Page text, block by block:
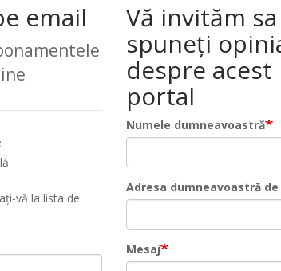
email
vă la lista de
Vă invităm sa
spuneți
despre acest
portal
Numele dumneavoastră
Adresa dumneavoastră
Mesaj